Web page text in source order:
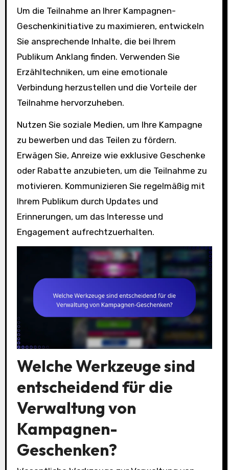
Um die Teilnahme an Ihrer Kampagnen-
Geschenkinitiative zu maximieren, entwickeln
Sie ansprechende Inhalte, die bei Ihrem
Publikum Anklang finden. Verwenden Sie
Erzähltechniken, um eine emotionale
Verbindung herzustellen und die Vorteile der
Teilnahme hervorzuheben.
Nutzen Sie soziale Medien, um Ihre Kampagne
zu bewerben und das Teilen zu fördern.
Erwägen Sie, Anreize wie exklusive Geschenke
oder Rabatte anzubieten, um die Teilnahme zu
motivieren. Kommunizieren Sie regelmäßig mit
Ihrem Publikum durch Updates und
Erinnerungen, um das Interesse und
Engagement aufrechtzuerhalten.
Welche Werkzeuge sind
entscheidend für die
Verwaltung von
Kampagnen-
Geschenken?